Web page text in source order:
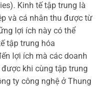
Kinh tế tập trung là
và cá nhân thu được từ
lợi ích này có thể
tập trung hóa
lợi ích mà các doanh
khi cùng tập trung
ty công nghệ ở Thung